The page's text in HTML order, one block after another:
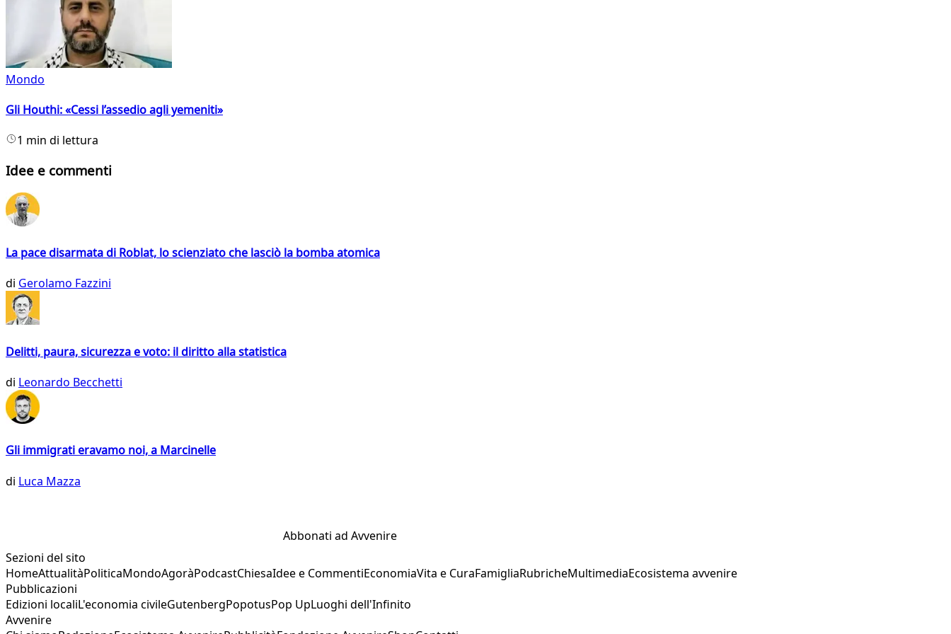
Mondo
Gli Houthi: «Cessi l’assedio agli yemeniti»
1 min di lettura
Idee e commenti
La pace disarmata di Roblat, lo scienziato che lasciò la bomba atomica
di Gerolamo Fazzini
Delitti, paura, sicurezza e voto: il diritto alla statistica
di Leonardo Becchetti
Gli immigrati eravamo noi, a Marcinelle
di Luca Mazza
Abbonati ad Avvenire
Sezioni del sito
HomeAttualitàPoliticaMondoAgoràPodcastChiesaIdee e CommentiEconomiaVita e CuraFamigliaRubricheMultimediaEcosistema avvenire
Pubblicazioni
Edizioni localiL'economia civileGutenbergPopotusPop UpLuoghi dell'Infinito
Avvenire